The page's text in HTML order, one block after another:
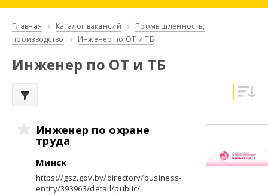
Главная Каталог вакансий
Промышленность,
производство
Инженер по ОТ и ТБ
Инженер по ОТ и ТБ
Инженер по охране
труда
Минск
https://gsz.gov.by/directory/business-
entity/393963/detail/public/